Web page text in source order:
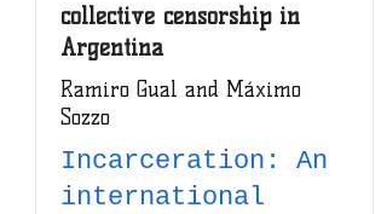
collective censorship in
Argentina
Ramiro Gual and Máximo
Sozzo
Incarceration: An
international